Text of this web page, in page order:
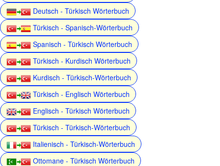
Deutsch - Türkisch Wörterbuch
Türkisch - Spanisch-Wörterbuch
Spanisch - Türkisch Wörterbuch
Türkisch - Kurdisch Wörterbuch
Kurdisch - Türkisch-Wörterbuch
Türkisch - Englisch Wörterbuch
Englisch - Türkisch Wörterbuch
Türkisch - Türkisch-Wörterbuch
Italienisch - Türkisch-Wörterbuch
Ottomane - Türkisch Wörterbuch